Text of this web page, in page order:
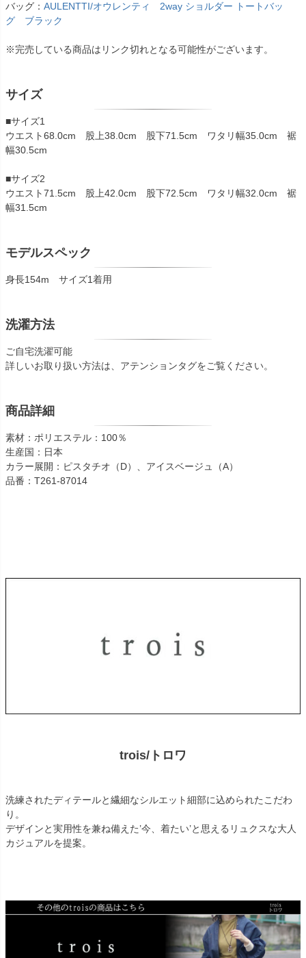
バッグ： AULENTTI/オウレンティ 2way ショルダー トートバッ
グ ブラック
※完売している商品はリンク切れとなる可能性がございます。
サイズ
■サイズ1
ウエスト68.0cm 股上38.0cm 股下71.5cm ワタリ幅35.0cm 裾
幅30.5cm
■サイズ2
ウエスト71.5cm 股上42.0cm 股下72.5cm ワタリ幅32.0cm 裾
幅31.5cm
モデルスペック
身長154m サイズ1着用
洗濯方法
ご自宅洗濯可能
詳しいお取り扱い方法は、アテンションタグをご覧ください。
商品詳細
素材：ポリエステル：100％
生産国：日本
カラー展開：ピスタチオ（D）、アイスベージュ（A）
品番：T261-87014
trois/トロワ
洗練されたディテールと繊細なシルエット細部に込められたこだわ
り。
デザインと実用性を兼ね備えた’今、着たい’と思えるリュクスな大人
カジュアルを提案。